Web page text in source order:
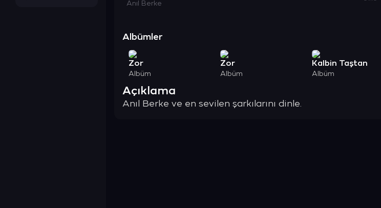
Anıl Berke
Albümler
Zor
Albüm
Zor
Albüm
Kalbin Taştan
Albüm
Açıklama
Anıl Berke ve en sevilen şarkılarını dinle.